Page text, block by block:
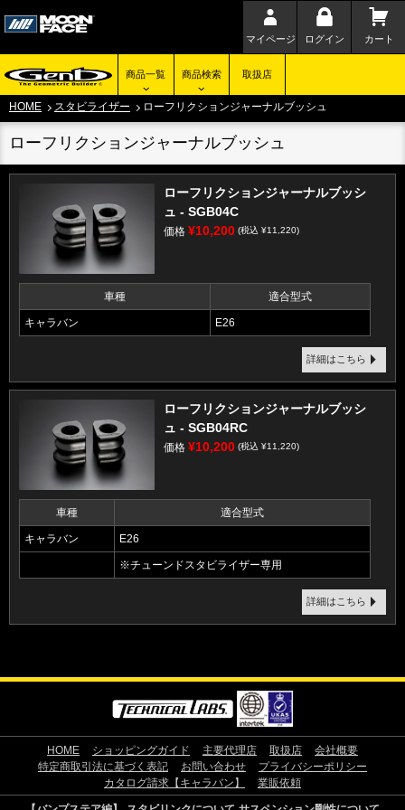
マイページ ログイン カート
商品一覧 商品検索 取扱店
HOME スタビライザー ローフリクションジャーナルブッシュ
ローフリクションジャーナルブッシュ
ローフリクションジャーナルブッシ
ュ - SGB04C
価格 ¥10,200 (税込 ¥11,220)
車種 適合型式
キャラバン E26
詳細はこちら
ローフリクションジャーナルブッシ
ュ - SGB04RC
価格 ¥10,200 (税込 ¥11,220)
車種 適合型式
キャラバン E26
※チューンドスタビライザー専用
詳細はこちら
HOME ショッピングガイド 主要代理店 取扱店
会社概要
特定商取引法に基づく表記
お問い合わせ
プライバシーポリシー
カタログ請求【キャラバン】
業販依頼